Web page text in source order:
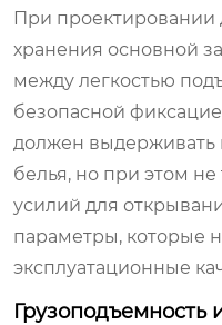
При проектировании
хранения основной
между легкостью
безопасной
должен выдерживать
белья, но при этом
усилий для
параметры, которые
эксплуатационные
Грузоподъемность